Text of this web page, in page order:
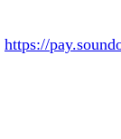
https://